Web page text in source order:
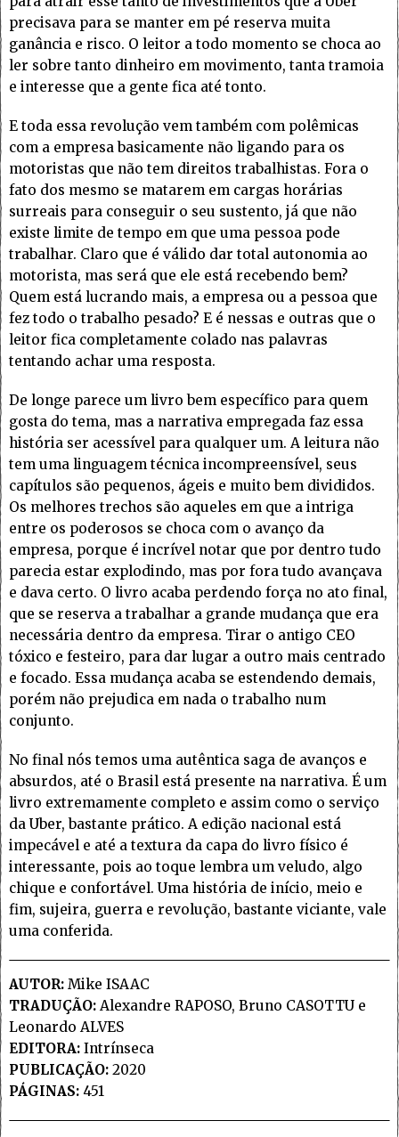
precisava para se manter em pé reserva muita
ganância e risco. O leitor a todo momento se choca ao
ler sobre tanto dinheiro em movimento, tanta tramoia
e interesse que a gente fica até tonto.
E toda essa revolução vem também com polêmicas
com a empresa basicamente não ligando para os
motoristas que não tem direitos trabalhistas. Fora o
fato dos mesmo se matarem em cargas horárias
surreais para conseguir o seu sustento, já que não
existe limite de tempo em que uma pessoa pode
trabalhar. Claro que é válido dar total autonomia ao
motorista, mas será que ele está recebendo bem?
Quem está lucrando mais, a empresa ou a pessoa que
fez todo o trabalho pesado? E é nessas e outras que o
leitor fica completamente colado nas palavras
tentando achar uma resposta.
De longe parece um livro bem específico para quem
gosta do tema, mas a narrativa empregada faz essa
história ser acessível para qualquer um. A leitura não
tem uma linguagem técnica incompreensível, seus
capítulos são pequenos, ágeis e muito bem divididos.
Os melhores trechos são aqueles em que a intriga
entre os poderosos se choca com o avanço da
empresa, porque é incrível notar que por dentro tudo
parecia estar explodindo, mas por fora tudo avançava
e dava certo. O livro acaba perdendo força no ato final,
que se reserva a trabalhar a grande mudança que era
necessária dentro da empresa. Tirar o antigo CEO
tóxico e festeiro, para dar lugar a outro mais centrado
e focado. Essa mudança acaba se estendendo demais,
porém não prejudica em nada o trabalho num
conjunto.
No final nós temos uma autêntica saga de avanços e
absurdos, até o Brasil está presente na narrativa. É um
livro extremamente completo e assim como o serviço
da Uber, bastante prático. A edição nacional está
impecável e até a textura da capa do livro físico é
interessante, pois ao toque lembra um veludo, algo
chique e confortável. Uma história de início, meio e
fim, sujeira, guerra e revolução, bastante viciante, vale
uma conferida.
AUTOR: Mike ISAAC
TRADUÇÃO: Alexandre RAPOSO, Bruno CASOTTU e
Leonardo ALVES
EDITORA: Intrínseca
PUBLICAÇÃO: 2020
PÁGINAS: 451